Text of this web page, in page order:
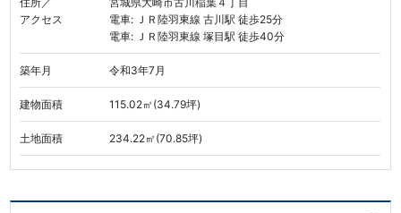
アクセス
電車: ＪＲ陸羽東線 古川駅 徒歩25分
電車: ＪＲ陸羽東線 塚目駅 徒歩40分
築年月 令和3年7月
建物面積 115.02㎡(34.79坪)
土地面積 234.22㎡(70.85坪)